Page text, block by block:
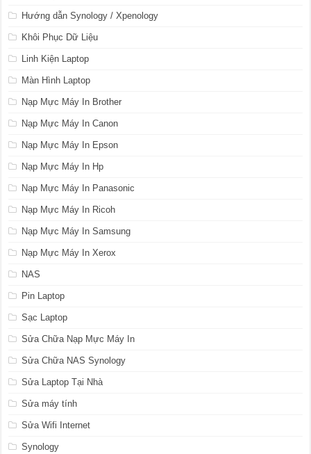
Hướng dẫn Synology / Xpenology
Khôi Phục Dữ Liệu
Linh Kiện Laptop
Màn Hình Laptop
Nạp Mực Máy In Brother
Nạp Mực Máy In Canon
Nạp Mực Máy In Epson
Nạp Mực Máy In Hp
Nạp Mực Máy In Panasonic
Nạp Mực Máy In Ricoh
Nạp Mực Máy In Samsung
Nạp Mực Máy In Xerox
NAS
Pin Laptop
Sạc Laptop
Sửa Chữa Nạp Mực Máy In
Sửa Chữa NAS Synology
Sửa Laptop Tại Nhà
Sửa máy tính
Sửa Wifi Internet
Synology